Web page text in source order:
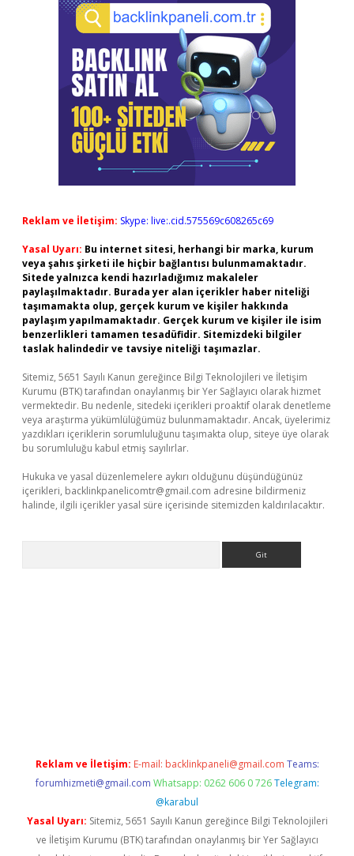
Reklam ve İletişim: Skype: live:.cid.575569c608265c69
Yasal Uyarı: Bu internet sitesi, herhangi bir marka, kurum
veya şahıs şirketi ile hiçbir bağlantısı bulunmamaktadır.
Sitede yalnızca kendi hazırladığımız makaleler
paylaşılmaktadır. Burada yer alan içerikler haber niteliği
taşımamakta olup, gerçek kurum ve kişiler hakkında
paylaşım yapılmamaktadır. Gerçek kurum ve kişiler ile isim
benzerlikleri tamamen tesadüfidir. Sitemizdeki bilgiler
taslak halindedir ve tavsiye niteliği taşımazlar.
Sitemiz, 5651 Sayılı Kanun gereğince Bilgi Teknolojileri ve İletişim
Kurumu (BTK) tarafından onaylanmış bir Yer Sağlayıcı olarak hizmet
vermektedir. Bu nedenle, sitedeki içerikleri proaktif olarak denetleme
veya araştırma yükümlülüğümüz bulunmamaktadır. Ancak, üyelerimiz
yazdıkları içeriklerin sorumluluğunu taşımakta olup, siteye üye olarak
bu sorumluluğu kabul etmiş sayılırlar.
Hukuka ve yasal düzenlemelere aykırı olduğunu düşündüğünüz
içerikleri, backlinkpanelicomtr@gmail.com adresine bildirmeniz
halinde, ilgili içerikler yasal süre içerisinde sitemizden kaldırılacaktır.
Reklam ve İletişim: E-mail: backlinkpaneli@gmail.com Teams:
forumhizmeti@gmail.com Whatsapp: 0262 606 0 726 Telegram:
@karabul
Yasal Uyarı: Sitemiz, 5651 Sayılı Kanun gereğince Bilgi Teknolojileri
ve İletişim Kurumu (BTK) tarafından onaylanmış bir Yer Sağlayıcı